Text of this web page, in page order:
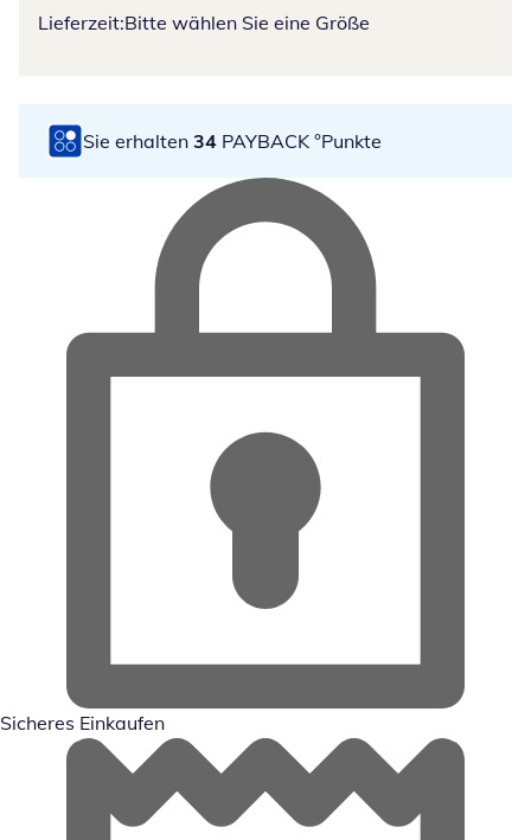
Lieferzeit:Bitte wählen Sie eine Größe
Sie erhalten 34 PAYBACK °Punkte
Sicheres Einkaufen